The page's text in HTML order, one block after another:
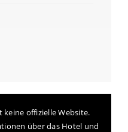
keine offizielle Website.
über das Hotel und